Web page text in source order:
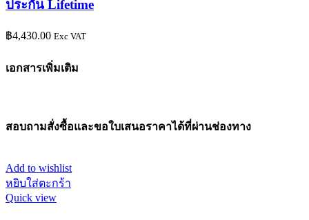
ประกัน Lifetime
฿4,430.00 Exc VAT
เอกสารเพิ่มเติม
สอบถามสั่งซื้อและขอใบเสนอราคาได้ที่ผ่านช่องทาง
Add to wishlist
หยิบใส่ตะกร้า
Quick view